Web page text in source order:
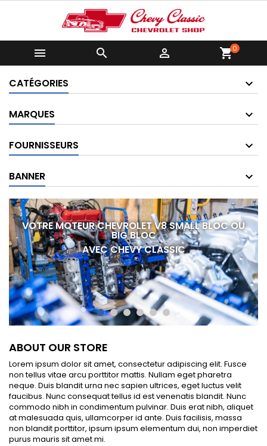
   shopping_cart0
CATÉGORIES
MARQUES
FOURNISSEURS
BANNER
VOTRE MOTEUR CHEVROLET V8 SMALL BLOC OU
BIG BLOC
AVEC CHEVY CLASSIC
ABOUT OUR STORE
Lorem ipsum dolor sit amet, consectetur adipiscing elit. Fusce
non tellus vitae arcu porttitor mattis. Nullam eget pharetra
neque. Duis blandit urna nec sapien ultrices, eget luctus velit
faucibus. Nunc consequat tellus id est venenatis blandit. Nunc
commodo nibh in condimentum pulvinar. Duis erat nibh, aliquet
at malesuada quis, ullamcorper id ante. Duis facilisis, massa
non blandit porttitor, ipsum ipsum elementum dui, non imperdiet
purus mauris sit amet mi.